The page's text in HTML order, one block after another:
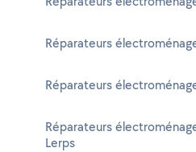
Réparateurs
Réparateurs
Réparateurs
Lerps